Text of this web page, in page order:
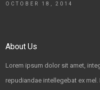
OCTOBER 18, 2014
About Us
Lorem ipsum dolor sit amet,
repudiandae intellegebat ex mel.